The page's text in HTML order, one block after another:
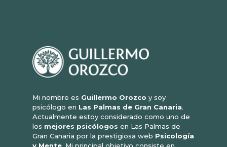
Mi nombre es Guillermo Orozco y soy
psicólogo en Las Palmas de Gran Canaria.
Actualmente estoy considerado como uno de
los mejores psicólogos en Las Palmas de
Gran Canaria por la prestigiosa web Psicología